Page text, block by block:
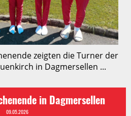
zeigten die Turner der
in Dagmersellen ...
in Dagmersellen
09.05.2026